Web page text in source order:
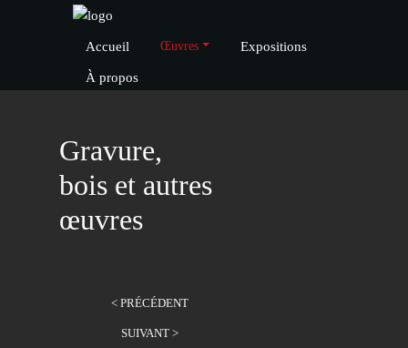
Accueil Œuvres
Expositions
À propos
Gravure,
bois et autres
œuvres
< PRÉCÉDENT
SUIVANT >